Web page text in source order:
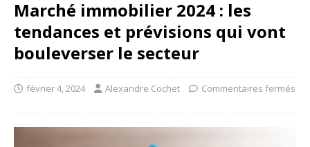
Marché immobilier 2024 : les
tendances et prévisions qui vont
bouleverser le secteur
février 4, 2024 Alexandre Cochet Commentaires fermés